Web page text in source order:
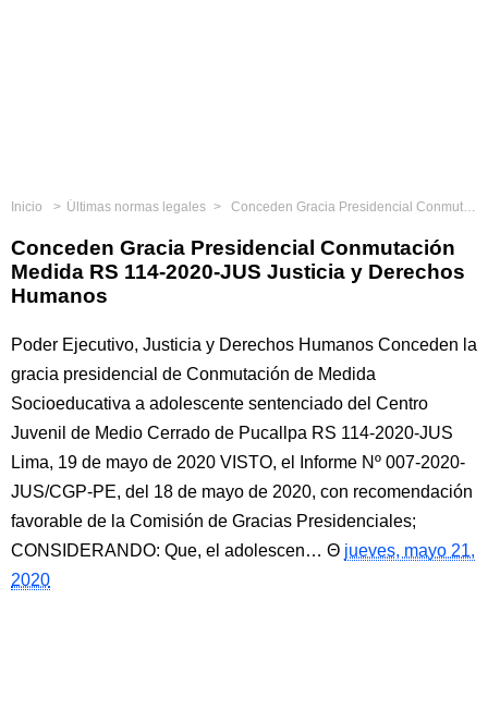
Inicio Últimas normas legales Conceden Gracia Presidencial Conmutación Medida RS 114-2020-JUS Justicia y Derechos Humanos
Conceden Gracia Presidencial Conmutación
Medida RS 114-2020-JUS Justicia y Derechos
Humanos
Poder Ejecutivo, Justicia y Derechos Humanos Conceden la
gracia presidencial de Conmutación de Medida
Socioeducativa a adolescente sentenciado del Centro
Juvenil de Medio Cerrado de Pucallpa RS 114-2020-JUS
Lima, 19 de mayo de 2020 VISTO, el Informe Nº 007-2020-
JUS/CGP-PE, del 18 de mayo de 2020, con recomendación
favorable de la Comisión de Gracias Presidenciales;
CONSIDERANDO: Que, el adolescen…
jueves, mayo 21,
2020